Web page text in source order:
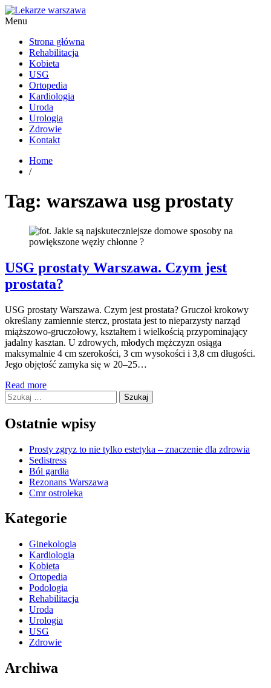
Menu
Strona główna
Rehabilitacja
Kobieta
USG
Ortopedia
Kardiologia
Uroda
Urologia
Zdrowie
Kontakt
Home
/
Tag: warszawa usg prostaty
USG prostaty Warszawa. Czym jest
prostata?
USG prostaty Warszawa. Czym jest prostata? Gruczoł krokowy
określany zamiennie stercz, prostata jest to nieparzysty narząd
miąższowo-gruczołowy, kształtem i wielkością przypominający
jadalny kasztan. U zdrowych, młodych mężczyzn osiąga
maksymalnie 4 cm szerokości, 3 cm wysokości i 3,8 cm długości.
Jego objętość zamyka się w 20–25…
Read more
Szukaj:
Ostatnie wpisy
Prosty zgryz to nie tylko estetyka – znaczenie dla zdrowia
Sedistress
Ból gardła
Rezonans Warszawa
Cmr ostroleka
Kategorie
Ginekologia
Kardiologia
Kobieta
Ortopedia
Podologia
Rehabilitacja
Uroda
Urologia
USG
Zdrowie
Archiwa